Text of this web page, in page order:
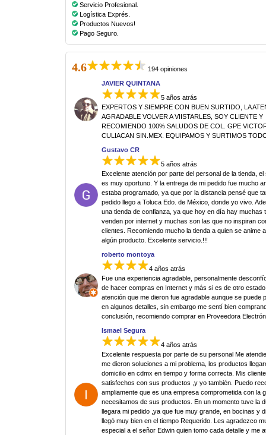
Servicio Profesional.
Logística Exprés.
Productos Nuevos!
Pago Seguro.
4.6
194 opiniones
JAVIER QUINTANA
5 años atrás
EXPERTOS Y SIEMPRE CON BUEN SURTIDO, LA
AGRADABLE VOLVER A VIISTARLES, SOY CLIENTE Y
RECOMIENDO 100% SALUDOS DE COL. GPE
CULIACAN SIN.MEX. EQUIPAMOS Y SURTIMOS
Gustavo CR
5 años atrás
Excelente atención por parte del personal de la tienda, el
es muy oportuno. Y la entrega de mi pedido fue mucho
estaba programado, ya que por la distancia pensé que
pedido llego a Toluca Edo. de México, donde yo vivo.
una tienda de confianza, ya que hoy en día hay muchas
venden por internet y muchas son las que no inspiran
clientes. Recomiendo mucho la tienda a quien se anime
algún producto. Excelente servicio.!!!
roberto montoya
4 años atrás
Fue una experiencia agradable, personalmente
de hacer compras en Internet y más si es de otro
atención que me dieron fue agradable aunque se puede
en algunos detalles, sin embargo me sentí bien
conclusión, recomiendo comprar en Proveedora
Ismael Segura
4 años atrás
Excelente respuesta por parte de su personal Me
me dieron soluciones a mi problema, los productos
domicilio en cdmx en tiempo y forma correcta. Mis
satisfechos con sus productos ,y yo también. Puedo
ampliamente que es una empresa comprometida con la
necesitamos de sus productos. En un momento tuve la
llegara mi pedido ,ya que fue muy grande, en bocinas y
llegó muy bien en el tiempo Requerido. Les agradezco
especial a el señor Edwin quien tomo cada detalle y me